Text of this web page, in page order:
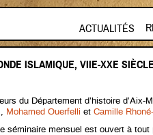
ACTUALITÉS
ISLAMIQUE, VIIE-XXE
du Département d’histoire d’Aix-
, Mohamed Ouerfelli et Camille
séminaire mensuel est ouvert à tout